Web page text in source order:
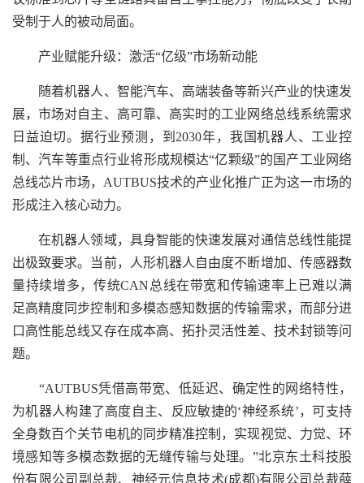
受制于人的被动局面。
产业赋能升级：激活“亿级”市场新动能
随着机器人、智能汽车、高端装备等新兴产业的快速发
展，市场对自主、高可靠、高实时的工业网络总线系统需求
日益迫切。据行业预测，到2030年，我国机器人、工业控
制、汽车等重点行业将形成规模达“亿颗级”的国产工业网络
总线芯片市场，AUTBUS技术的产业化推广正为这一市场的
形成注入核心动力。
在机器人领域，具身智能的快速发展对通信总线性能提
出极致要求。当前，人形机器人自由度不断增加、传感器数
量持续增多，传统CAN总线在带宽和传输速率上已难以满
足高精度同步控制和多模态感知数据的传输需求，而部分进
口高性能总线又存在成本高、拓扑灵活性差、技术封锁等问
题。
“AUTBUS凭借高带宽、低延迟、确定性的网络特性，
为机器人构建了高度自主、反应敏捷的‘神经系统’，可支持
全身数百个关节电机的同步精准控制，实现视觉、力觉、环
境感知等多模态数据的无缝传输与处理。”北京东土科技股
份有限公司副总裁、神经元信息技术(成都)有限公司总裁薛